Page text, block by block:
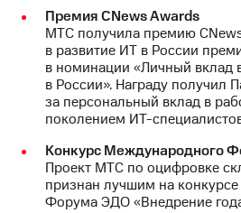
Премия CNews Awards
МТС получила премию
в развитие ИТ в России
в номинации «Личный вклад
в России». Награду получил
за персональный вклад в
поколением ИТ-
Конкурс Международного
Проект МТС по оцифровке
признан лучшим на
Форума ЭДО «Внедрение